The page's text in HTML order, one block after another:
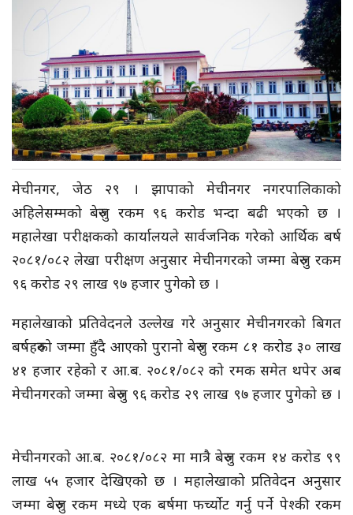
मेचीनगर, जेठ २९ । झापाको मेचीनगर नगरपालिकाको
अहिलेसम्मको बेरुजु रकम ९६ करोड भन्दा बढी भएको छ ।
महालेखा परीक्षकको कार्यालयले सार्वजनिक गरेको आर्थिक बर्ष
२०८१/०८२ लेखा परीक्षण अनुसार मेचीनगरको जम्मा बेरुजु रकम
९६ करोड २९ लाख ९७ हजार पुगेको छ ।
महालेखाको प्रतिवेदनले उल्लेख गरे अनुसार मेचीनगरको बिगत
बर्षहरुको जम्मा हुँदै आएको पुरानो बेरुजु रकम ८१ करोड ३० लाख
४१ हजार रहेको र आ.ब. २०८१/०८२ को रमक समेत थपेर अब
मेचीनगरको जम्मा बेरुजु ९६ करोड २९ लाख ९७ हजार पुगेको छ ।
मेचीनगरको आ.ब. २०८१/०८२ मा मात्रै बेरुजु रकम १४ करोड ९९
लाख ५५ हजार देखिएको छ । महालेखाको प्रतिवेदन अनुसार
जम्मा बेरुजु रकम मध्ये एक बर्षमा फर्च्योट गर्नु पर्ने पेश्की रकम